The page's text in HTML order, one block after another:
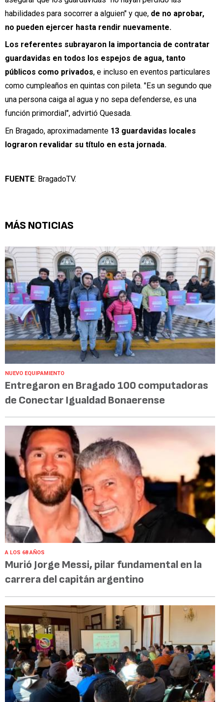
habilidades para socorrer a alguien" y que, de no aprobar,
no pueden ejercer hasta rendir nuevamente.
Los referentes subrayaron la importancia de contratar
guardavidas en todos los espejos de agua, tanto
públicos como privados, e incluso en eventos particulares
como cumpleaños en quintas con pileta. "Es un segundo que
una persona caiga al agua y no sepa defenderse, es una
función primordial", advirtió Quesada.
En Bragado, aproximadamente 13 guardavidas locales
lograron revalidar su título en esta jornada.
FUENTE: BragadoTV.
MÁS NOTICIAS
NUEVO EQUIPAMIENTO
Entregaron en Bragado 100 computadoras
de Conectar Igualdad Bonaerense
A LOS 68 AÑOS
Murió Jorge Messi, pilar fundamental en la
carrera del capitán argentino